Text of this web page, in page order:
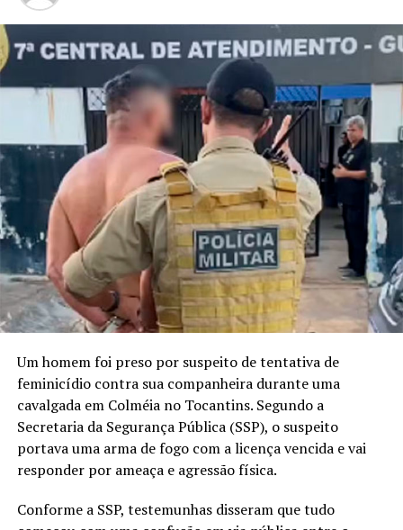
Um homem foi preso por suspeito de tentativa de
feminicídio contra sua companheira durante uma
cavalgada em Colméia no Tocantins. Segundo a
Secretaria da Segurança Pública (SSP), o suspeito
portava uma arma de fogo com a licença vencida e vai
responder por ameaça e agressão física.
Conforme a SSP, testemunhas disseram que tudo